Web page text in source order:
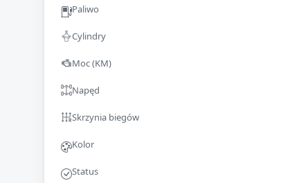
Paliwo
Cylindry
Moc (KM)
Napęd
Skrzynia biegów
Kolor
Status